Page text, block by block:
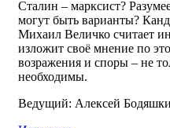
Сталин – марксист?
могут быть варианты?
Михаил Величко считает
изложит своё мнение по
возражения и споры – не
необходимы.
Ведущий: Алексей